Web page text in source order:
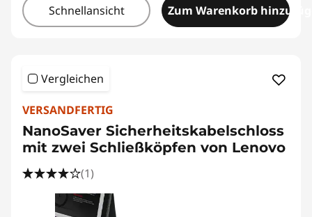
Schnellansicht Zum Warenkorb
Vergleichen
VERSANDFERTIG
NanoSaver Sicherheitskabelschloss
mit zwei Schließköpfen von Lenovo
(1)